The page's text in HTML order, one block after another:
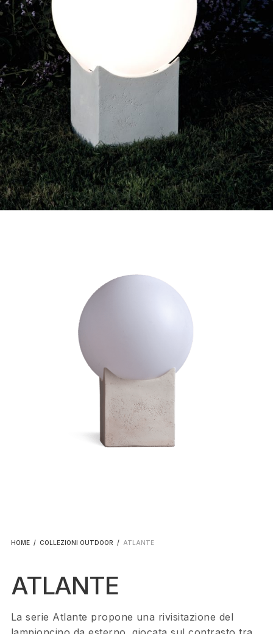
HOME / COLLEZIONI OUTDOOR / ATLANTE
ATLANTE
La serie Atlante propone una rivisitazione del